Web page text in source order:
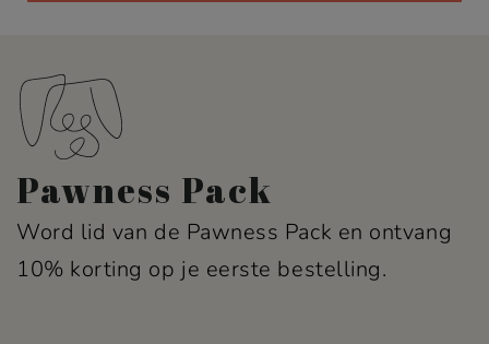
Pawness Pack
Word lid van de Pawness Pack en ontvang
10% korting op je eerste bestelling.